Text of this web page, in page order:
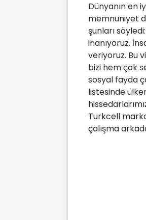
Dünyanın en
memnuniyet
şunları
inanıyoruz.
veriyoruz. Bu
bizi hem çok
sosyal fayda
listesinde
Turkcell
çalışma